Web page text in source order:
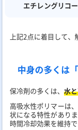
エチレングリコ
上記2点に着目して、
中身の多くは
保冷剤の多くは、 水
高吸水性ポリマーは
状になる特性があり
時間冷却効果を維持で